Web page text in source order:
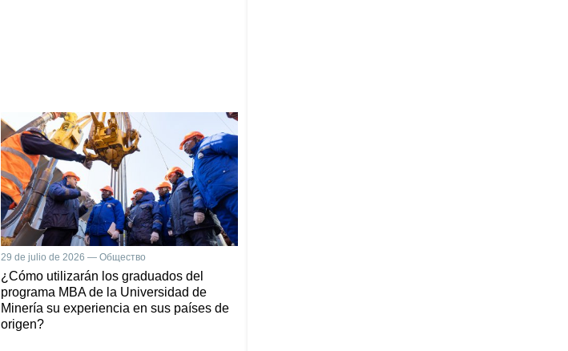
29 de julio de 2026 — Общество
¿Cómo utilizarán los graduados del
programa MBA de la Universidad de
Minería su experiencia en sus países de
origen?